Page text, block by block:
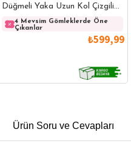
Düğmeli Yaka Uzun Kol Çizgili
Pamuklu Lacivert Gömlek
4 Mevsim Gömleklerde Öne
Çıkanlar
₺599,99
KEMER BOXER
Ürün Soru ve Cevapları